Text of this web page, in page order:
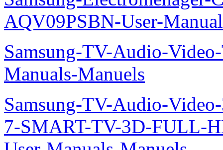
AQV09PSBN-User-
Samsung-TV-Audio-
Manuals-Manuels
Samsung-TV-Audio-
7-SMART-TV-3D-FULL-